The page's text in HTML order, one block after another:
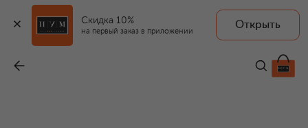
Скидка 10%
на первый заказ в приложении
Открыть